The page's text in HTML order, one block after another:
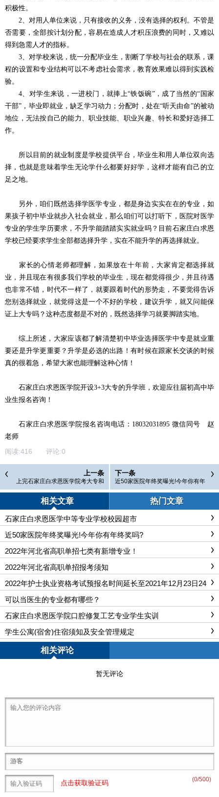
积极性。
2、对用人单位来说，只有接收的义务，没有选择的权利。不管是
否需要，全部按计划分配，容易在造成人才积压浪费的同时，又难以
得到急需人才的指标。
3、对学校来说，统一分配毕业生，割断了学校与社会的联系，课
程的设置和专业结构可以不考虑社会需求，教育效果难以得到实践检
验。
4、对学生来说，一进校门，就捧上“铁饭碗”，成了当然的“国家
干部”，毕业即就业，缺乏学习动力；分配时，处在“听天由命”的被动
地位，无法按自己的能力、职业技能、职业兴趣、特长和爱好选择工
作。
所以目前的就业制度是学校提供平台，毕业生和用人单位双向选
择，也就是意味着学生无论学什么都要好好学，这样才能有自己的立
足之地。
另外，咱们既然选择学医学专业，都是身边实实在在的专业，如
果孩子初中毕业就步入社会就业，那么咱们可以打听下，医院对医学
专业的学生学历要求，不升学能踏踏实实就业吗？目前石家庄白求恩
学校已经要求学生全部都选择升学，实在不能升学的再选择就业。
家长的心情老师都理解，如果放在十年前，大家肯定都选择就
业，并且现在有很多我们学校的毕业生，现在都觉得很少，并且待遇
也非常不错，时代不一样了，就要跟着时代的形势走，不要觉得告诉
您别选择就业，就觉得这是一个不好的学校，建议升学，就又问能保
证上大专吗？这种态度都是不对的，既然选择学习就要脚踏实地。
综上所述，大家应该都了解清楚初中毕业选择医学中专是就业重
要还是升学更重要？升学是必选的出路！有时候在跟家长交谈的时候
真的很着急，希望大家也能理解这种心情！
石家庄白求恩医学院开设3+3大专的升学班，欢迎应往届初高中毕
业生报名咨询！
石家庄白求恩医学院报名咨询电话：18032031895 微信同号 赵
老师
阅读:416 评论:0
上一条
上完石家庄白求恩医学院考大专和
下一条
近50家医院年终奖曝光!今年你有年
相关文章 热门文章
石家庄白求恩医学中等专业学校校园超市
近50家医院年终奖曝光!今年你有年终奖吗?
2022年河北省高职单招七类有新增专业！
2022年河北省高职单招报考须知
2022年护士执业资格考试预报名时间延长至2021年12月23日24
时
可以当医生的专业都有哪些？
石家庄白求恩医学院口腔修复工艺专业学生实训
学生公寓(宿舍)住宿须知及安全管理规定
相关评论
暂无评论
(0/500)
点击获取验证码